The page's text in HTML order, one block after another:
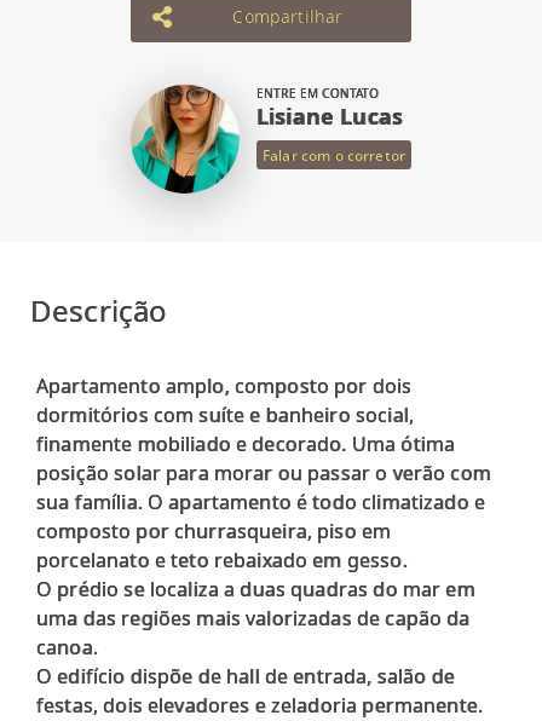
Compartilhar
ENTRE EM CONTATO
Lisiane Lucas
Falar com o corretor
Descrição
Apartamento amplo, composto por dois
dormitórios com suíte e banheiro social,
finamente mobiliado e decorado. Uma ótima
posição solar para morar ou passar o verão com
sua família. O apartamento é todo climatizado e
composto por churrasqueira, piso em
porcelanato e teto rebaixado em gesso.
O prédio se localiza a duas quadras do mar em
uma das regiões mais valorizadas de capão da
canoa.
O edifício dispõe de hall de entrada, salão de
festas, dois elevadores e zeladoria permanente.